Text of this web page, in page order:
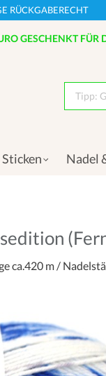
RÜCKGABERECHT
GESCHENKT FÜR
Nadel
ca.420 m /